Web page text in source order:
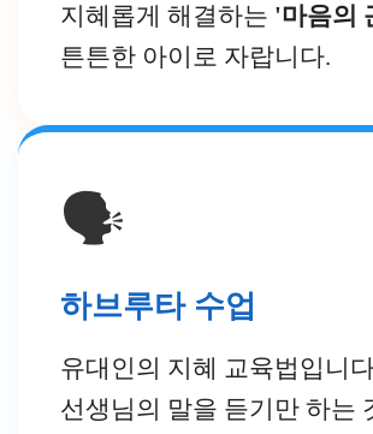
지혜롭게 해결하는 '마음의
튼튼한 아이로 자랍니다.
🗣️
하브루타 수업
유대인의 지혜 교육법입니
선생님의 말을 듣기만 하는